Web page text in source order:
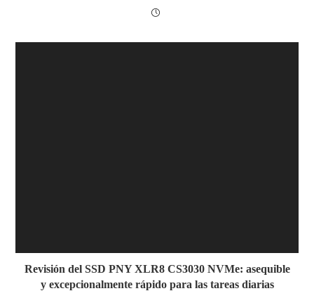
Revisión del SSD PNY XLR8 CS3030 NVMe: asequible
y excepcionalmente rápido para las tareas diarias